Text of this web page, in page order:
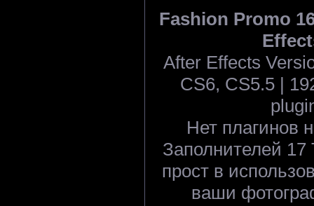
Fashion Promo
After Effects
CS6, CS5.5 |
Нет плагинов
Заполнителей 17
прост в
ваши